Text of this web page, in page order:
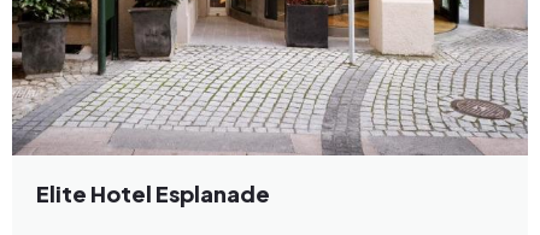
Elite Hotel Esplanade